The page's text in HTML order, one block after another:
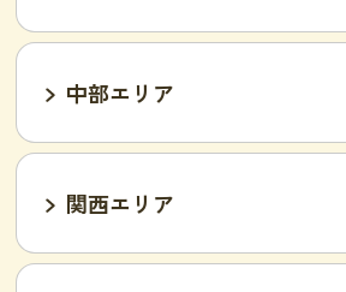
仙台泉店
大宮店
中部エリア
関西エリア